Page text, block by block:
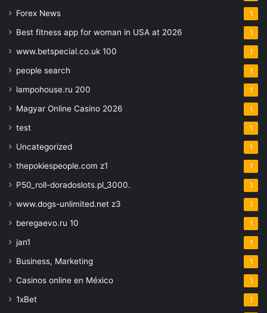
Forex News 1
Best fitness app for woman in USA at 2026 1
www.betspecial.co.uk 100 1
people search 1
lampohouse.ru 200 1
Magyar Online Casino 2026 1
test 1
Uncategorized 1
thepokiespeople.com z1 1
P50_roll-doradoslots.pl_3000. 1
www.dogs-unlimited.net z3 1
beregaevo.ru 10 1
jan1 1
Business, Marketing 1
Casinos online en México 1
1xBet 1